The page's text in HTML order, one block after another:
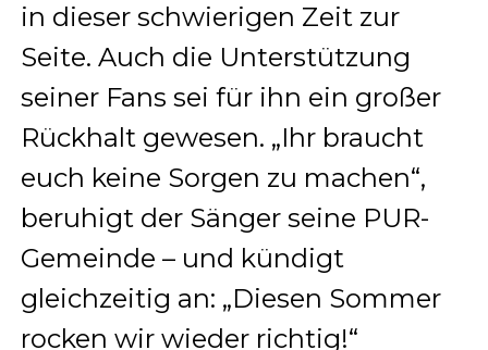
in dieser schwierigen Zeit zur
Seite. Auch die Unterstützung
seiner Fans sei für ihn ein großer
Rückhalt gewesen. „Ihr braucht
euch keine Sorgen zu machen“,
beruhigt der Sänger seine PUR-
Gemeinde – und kündigt
gleichzeitig an: „Diesen Sommer
rocken wir wieder richtig!“